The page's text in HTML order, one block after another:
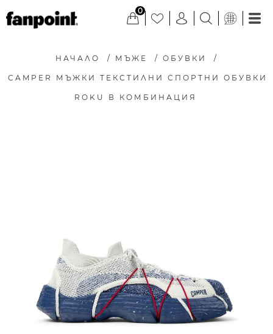
0
НАЧАЛО / МЪЖЕ / ОБУВКИ /
CAMPER МЪЖКИ ТЕКСТИЛНИ СПОРТНИ ОБУВКИ
ROKU В КОМБИНАЦИЯ